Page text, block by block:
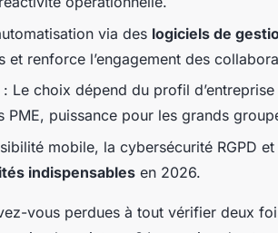
via des logiciels de
et renforce l’engagement des
: Le choix dépend du profil
PME, puissance pour les grands
mobile, la cybersécurité RGPD et
indispensables en 2026.
vous perdues à tout vérifier deux